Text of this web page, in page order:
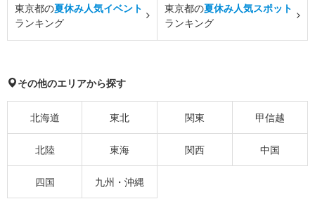
東京都の夏休み人気イベント
ランキング
東京都の夏休み人気スポット
ランキング
その他のエリアから探す
北海道 東北 関東 甲信越
北陸 東海 関西 中国
四国 九州・沖縄